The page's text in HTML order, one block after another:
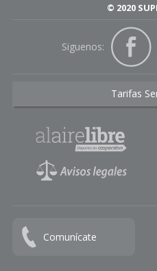
© 2020
Siguenos:
Tarifas
Comunícate